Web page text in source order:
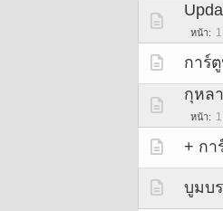
หน้า 1
การ์
กุหล
หน้า 1
+ กา
บูมบ